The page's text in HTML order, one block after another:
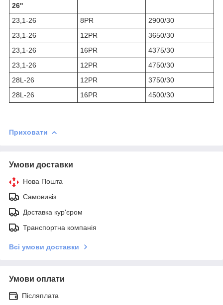
26''
23,1-26
8PR
2900/30
23,1-26
12PR
3650/30
23,1-26
16PR
4375/30
23,1-26
12PR
4750/30
28L-26
12PR
3750/30
28L-26
16PR 4500/30
Приховати
Умови доставки
Нова Пошта
Самовивіз
Доставка кур'єром
Транспортна компанія
Всі умови доставки
Умови оплати
Післяплата